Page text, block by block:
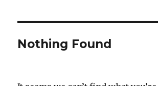
Nothing Found